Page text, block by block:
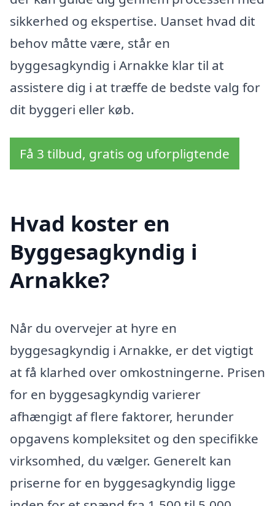
sikkerhed og ekspertise. Uanset hvad dit
behov måtte være, står en
byggesagkyndig i Arnakke klar til at
assistere dig i at træffe de bedste valg for
dit byggeri eller køb.
Få 3 tilbud, gratis og uforpligtende
Hvad koster en
Byggesagkyndig i
Arnakke?
Når du overvejer at hyre en
byggesagkyndig i Arnakke, er det vigtigt
at få klarhed over omkostningerne. Prisen
for en byggesagkyndig varierer
afhængigt af flere faktorer, herunder
opgavens kompleksitet og den specifikke
virksomhed, du vælger. Generelt kan
priserne for en byggesagkyndig ligge